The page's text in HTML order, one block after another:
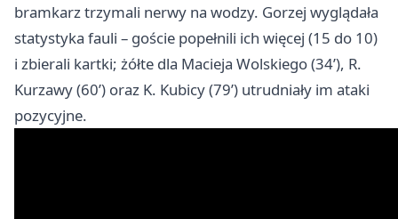
bramkarz trzymali nerwy na wodzy. Gorzej wyglądała
statystyka fauli – goście popełnili ich więcej (15 do 10)
i zbierali kartki; żółte dla Macieja Wolskiego (34’), R.
Kurzawy (60’) oraz K. Kubicy (79’) utrudniały im ataki
pozycyjne.